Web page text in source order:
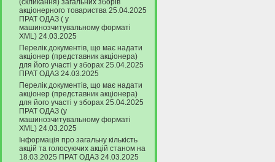
(скликання) загальних зборів
акціонерного товариства 25.04.2025
ПРАТ ОДАЗ ( у
машинозчитувальному форматі
XML) 24.03.2025
Перелік документів, що має надати
акціонер (представник акціонера)
для його участі у зборах 25.04.2025
ПРАТ ОДАЗ 24.03.2025
Перелік документів, що має надати
акціонер (представник акціонера)
для його участі у зборах 25.04.2025
ПРАТ ОДАЗ (у
машинозчитувальному форматі
XML) 24.03.2025
Інформація про загальну кількість
акцій та голосуючих акцій станом на
18.03.2025 ПРАТ ОДАЗ 24.03.2025